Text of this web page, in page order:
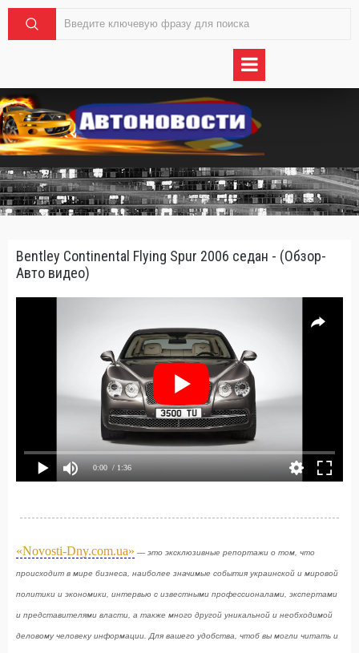
Bentley Continental Flying Spur 2006 седан - (Обзор-
Авто видео)
0:00 / 1:36
«Novosti-Dny.com.ua» — это эксклюзивные репортажи о том, что
происходит в мире бизнеса, наиболее значимые события украинской и мировой
политики и экономики, интервью с известными профессионалами, экспертами
и представителями власти, а также много другой уникальной и необходимой
деловому человеку информации. Для вашего удобства, чтоб вы могли читать и